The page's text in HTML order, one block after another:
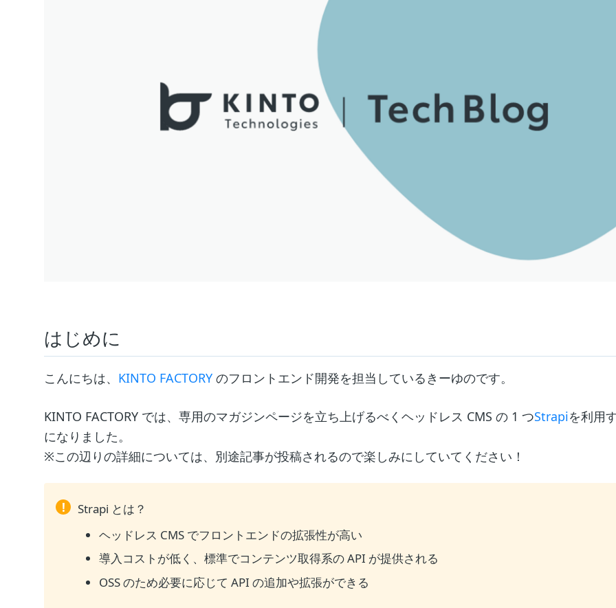
はじめに
こんにちは、 KINTO FACTORY のフロントエンド開発を担当しているきーゆのです。
KINTO FACTORY では、専用のマガジンページを立ち上げるべくヘッドレス CMS の 1 つStrapiを利用
になりました。
※この辺りの詳細については、別途記事が投稿されるので楽しみにしていてください！
!
Strapi とは？
ヘッドレス CMS でフロントエンドの拡張性が高い
導入コストが低く、標準でコンテンツ取得系の API が提供される
OSS のため必要に応じて API の追加や拡張ができる